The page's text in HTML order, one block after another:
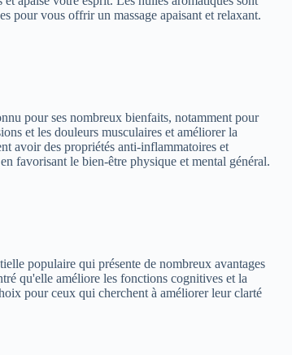
pour vous offrir un massage apaisant et relaxant.
pour ses nombreux bienfaits, notamment pour
et les douleurs musculaires et améliorer la
avoir des propriétés anti-inflammatoires et
favorisant le bien-être physique et mental général.
populaire qui présente de nombreux avantages
qu'elle améliore les fonctions cognitives et la
pour ceux qui cherchent à améliorer leur clarté